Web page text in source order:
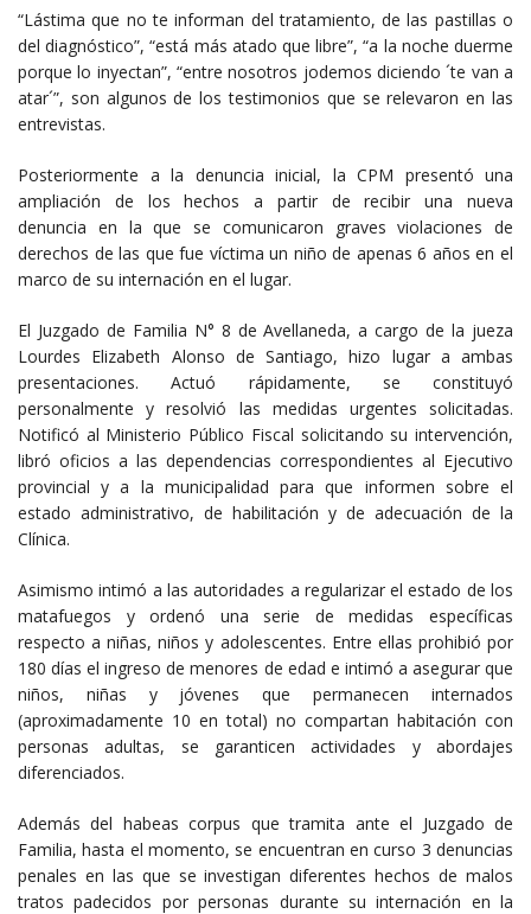
“Lástima que no te informan del tratamiento, de las pastillas o
del diagnóstico”, “está más atado que libre”, “a la noche duerme
porque lo inyectan”, “entre nosotros jodemos diciendo ´te van a
atar´”, son algunos de los testimonios que se relevaron en las
entrevistas.
Posteriormente a la denuncia inicial, la CPM presentó una
ampliación de los hechos a partir de recibir una nueva
denuncia en la que se comunicaron graves violaciones de
derechos de las que fue víctima un niño de apenas 6 años en el
marco de su internación en el lugar.
El Juzgado de Familia N° 8 de Avellaneda, a cargo de la jueza
Lourdes Elizabeth Alonso de Santiago, hizo lugar a ambas
presentaciones. Actuó rápidamente, se constituyó
personalmente y resolvió las medidas urgentes solicitadas.
Notificó al Ministerio Público Fiscal solicitando su intervención,
libró oficios a las dependencias correspondientes al Ejecutivo
provincial y a la municipalidad para que informen sobre el
estado administrativo, de habilitación y de adecuación de la
Clínica.
Asimismo intimó a las autoridades a regularizar el estado de los
matafuegos y ordenó una serie de medidas específicas
respecto a niñas, niños y adolescentes. Entre ellas prohibió por
180 días el ingreso de menores de edad e intimó a asegurar que
niños, niñas y jóvenes que permanecen internados
(aproximadamente 10 en total) no compartan habitación con
personas adultas, se garanticen actividades y abordajes
diferenciados.
Además del habeas corpus que tramita ante el Juzgado de
Familia, hasta el momento, se encuentran en curso 3 denuncias
penales en las que se investigan diferentes hechos de malos
tratos padecidos por personas durante su internación en la